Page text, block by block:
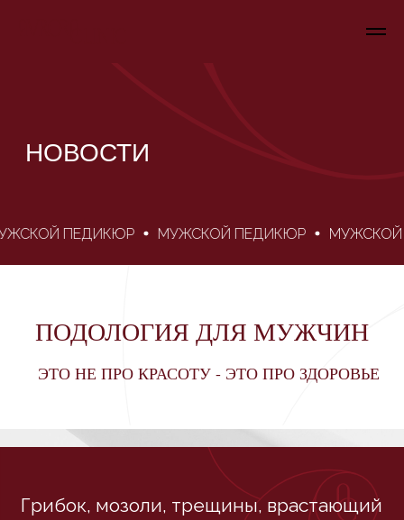
ПЕДИКЮР МУЖСКОЙ ПЕДИКЮР МУЖСКОЙ
ПОДОЛОГИЯ ДЛЯ МУЖЧИН
ЭТО НЕ ПРО КРАСОТУ - ЭТО ПРО ЗДОРОВЬЕ
ноготь — это не «женская тема».